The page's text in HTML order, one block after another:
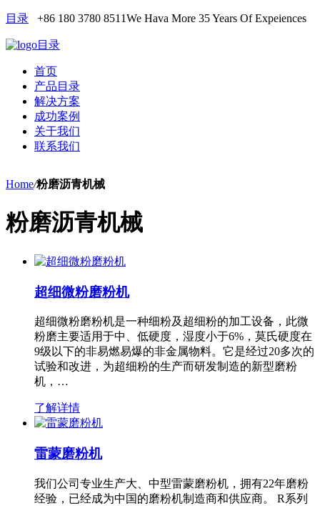
目录 +86 180 3780 8511We Hava More 35 Years Of Expeiences
目录
首页
产品目录
解决方案
成功案例
关于我们
联系我们
Home/粉磨沥青机械
粉磨沥青机械
超细微粉磨粉机
超细微粉磨粉机是一种细粉及超细粉的加工设备，此微
粉磨主要适用于中、低硬度，湿度小于6%，莫氏硬度在
9级以下的非易燃易爆的非金属物料。它是经过20多次的
试验和改进，为超细粉的生产而研发制造的新型磨粉
机，…
了解详情
雷蒙磨粉机
我们公司专业生产大、中型雷蒙磨粉机，拥有22年磨粉
经验，已经成为中国的磨粉机制造商和供应商。 R系列